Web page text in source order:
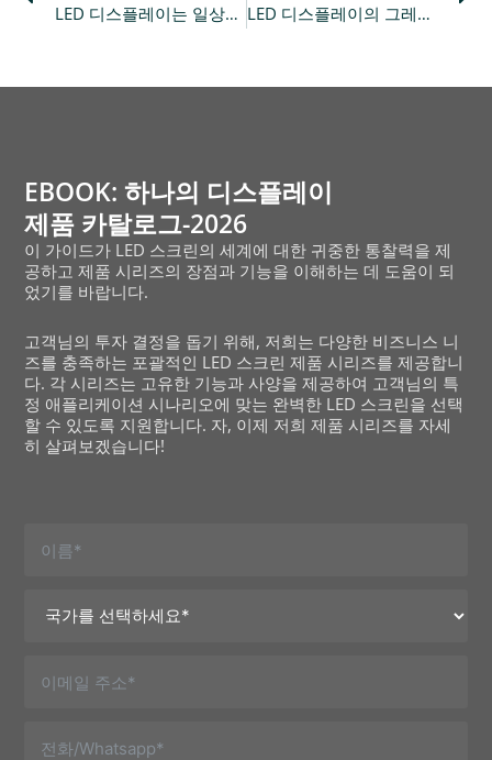
LED 디스플레이는 일상생활에서 어떻게 유지되어야 합니까? LED 디스플레이의 그레이스케일이란 무엇입니까?
EBOOK: 하나의 디스플레이
제품 카탈로그-2026
이 가이드가 LED 스크린의 세계에 대한 귀중한 통찰력을 제
공하고 제품 시리즈의 장점과 기능을 이해하는 데 도움이 되
었기를 바랍니다.
고객님의 투자 결정을 돕기 위해, 저희는 다양한 비즈니스 니
즈를 충족하는 포괄적인 LED 스크린 제품 시리즈를 제공합니
다. 각 시리즈는 고유한 기능과 사양을 제공하여 고객님의 특
정 애플리케이션 시나리오에 맞는 완벽한 LED 스크린을 선택
할 수 있도록 지원합니다. 자, 이제 저희 제품 시리즈를 자세
히 살펴보겠습니다!